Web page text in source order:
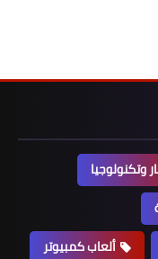
وتكنولوجيا
ألعاب كمبيوتر